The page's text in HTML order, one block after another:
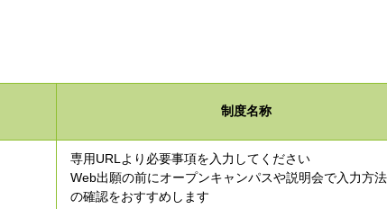
制度名称
専用URLより必要事項を入力してください
Web出願の前にオープンキャンパスや説明会で入力方
の確認をおすすめします